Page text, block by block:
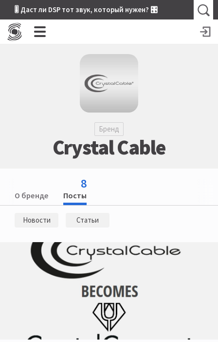
🎚 Даст ли DSP тот звук, который нужен? 🎛
Бренд
Crystal Cable
О бренде
8
Посты
Новости Статьи